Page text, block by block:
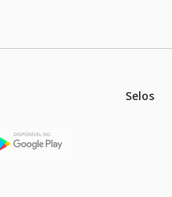
Selos